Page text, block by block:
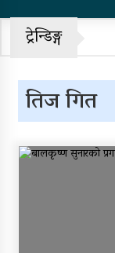
ट्रेन्डिङ्ग
तिज गित